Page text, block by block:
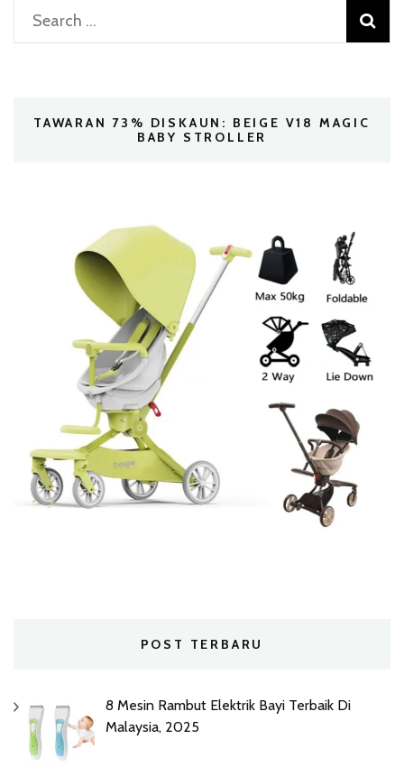
Search
for:
TAWARAN 73% DISKAUN: BEIGE V18 MAGIC
BABY STROLLER
POST TERBARU
8 Mesin Rambut Elektrik Bayi Terbaik Di
Malaysia, 2025